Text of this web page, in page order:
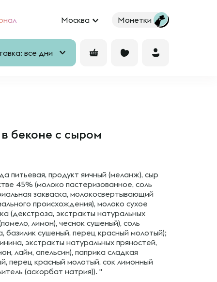
Москва Монетки
все дни
беконе с сыром
питьевая, продукт яичный (меланж), сыр
45% (молоко пастеризованное, соль
закваска, молокосвертывающий
происхождения), молоко сухое
(декстроза, экстракты натуральных
лимон), чеснок сушеный), соль
базилик сушеный, перец красный молотый);
экстракты натуральных пряностей,
лайм, апельсин), паприка сладкая
перец красный молотый, сок лимонный
(аскорбат натрия)). "